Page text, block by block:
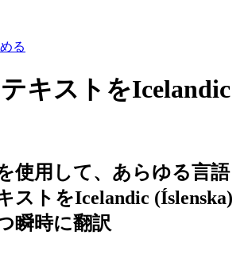
る
キストをIcelandic
使用して、あらゆる言語
ストをIcelandic (Íslenska)
瞬時に翻訳